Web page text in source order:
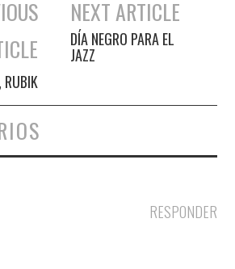
entradas
RUBIK
NEXT ARTICLE
DÍA NEGRO PARA EL
JAZZ
RESPONDER